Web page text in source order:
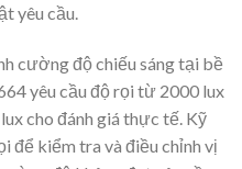
yêu cầu.
cường độ chiếu sáng tại bề
yêu cầu độ rọi từ 2000 lux
cho đánh giá thực tế. Kỹ
để kiểm tra và điều chỉnh vị